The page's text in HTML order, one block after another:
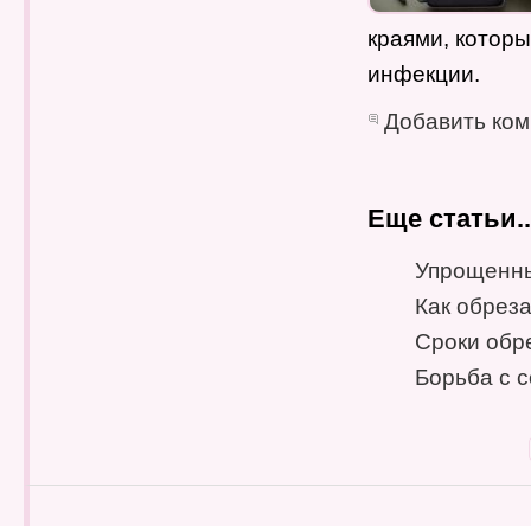
краями,
инфекции.
Добавить
Еще
Как
Сроки
Борьба с